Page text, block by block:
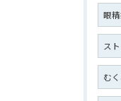
眼
ス
む